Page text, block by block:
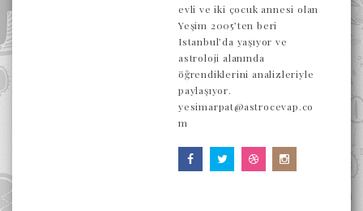
evli ve iki çocuk annesi olan
Yeşim 2005’ten beri
Istanbul’da yaşıyor ve
astroloji alanında
öğrendiklerini analizleriyle
paylaşıyor.
yesimarpat@astrocevap.co
m